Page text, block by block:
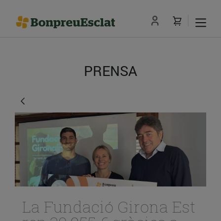
PRENSA
La Fundació Girona Est